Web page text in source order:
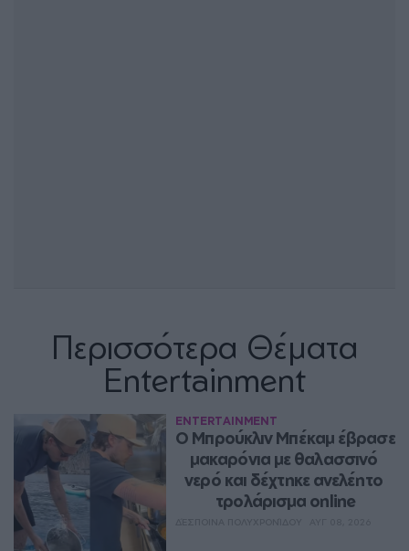
Περισσότερα Θέματα
Entertainment
ENTERTAINMENT
Ο Μπρούκλιν Μπέκαμ έβρασε
μακαρόνια με θαλασσινό
νερό και δέχτηκε ανελέητο
τρολάρισμα online